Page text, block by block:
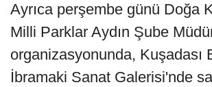
Ayrıca perşembe günü Doğa
Milli Parklar Aydın Şube
organizasyonunda, Kuşadası
İbramaki Sanat Galerisi'nde